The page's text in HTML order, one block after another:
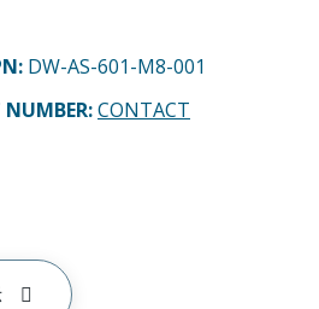
DW-AS-601-M8-001
NUMBER:CONTACT